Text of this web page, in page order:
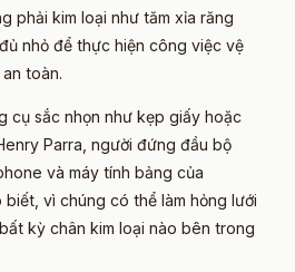
phải kim loại như tăm xỉa răng
nhỏ để thực hiện công việc vệ
toàn.
cụ sắc nhọn như kẹp giấy hoặc
Parra, người đứng đầu bộ
và máy tính bảng của
vì chúng có thể làm hỏng lưới
kỳ chân kim loại nào bên trong